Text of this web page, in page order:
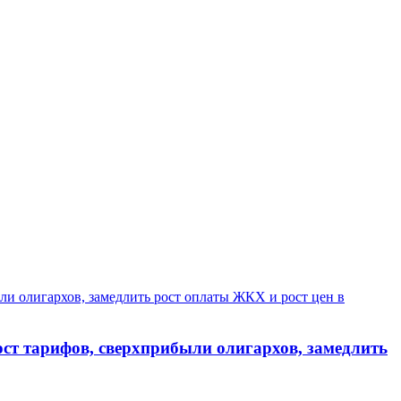
тарифов, сверхприбыли олигархов, замедлить